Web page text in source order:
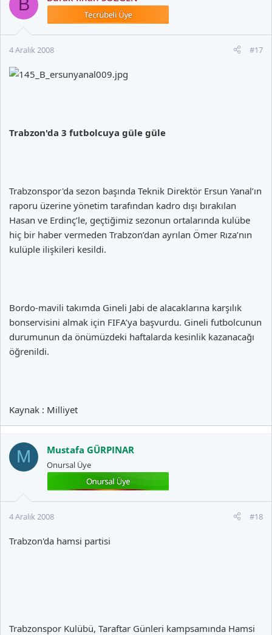
B
4 Aralık 2008 #17
Trabzon'da 3 futbolcuya güle güle
Trabzonspor'da sezon başında Teknik Direktör Ersun Yanal’ın
raporu üzerine yönetim tarafından kadro dışı bırakılan
Hasan ve Erdinç’le, geçtiğimiz sezonun ortalarında kulübe
hiç bir haber vermeden Trabzon’dan ayrılan Ömer Rıza’nın
kulüple ilişkileri kesildi.
Bordo-mavili takımda Gineli Jabi de alacaklarına karşılık
bonservisini almak için FIFA’ya başvurdu. Gineli futbolcunun
durumunun da önümüzdeki haftalarda kesinlik kazanacağı
öğrenildi.
Kaynak : Milliyet
M Mustafa GÜRPINAR
Onursal Üye
4 Aralık 2008 #18
Trabzon'da hamsi partisi
Trabzonspor Kulübü, Taraftar Günleri kampsamında Hamsi